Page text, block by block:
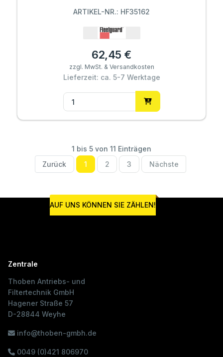
ARTIKEL-NR.: HF35162
62,45 €
zzgl. MwSt. & Versandkosten
Lieferzeit: ca. 5-7 Werktage
1 bis 5 von 11 Einträgen
Zurück
1 2 3 Nächste
AUF UNS KÖNNEN SIE ZÄHLEN!
Zentrale
Thoben Antriebs- und
Filtertechnik GmbH
Hagener Straße 57
D-28844 Weyhe
info@thoben-gmbh.de
0049 (0)421 806970